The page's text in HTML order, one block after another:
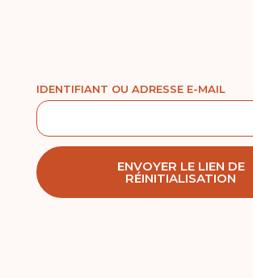
IDENTIFIANT OU ADRESSE E-MAIL
ENVOYER LE LIEN DE
RÉINITIALISATION